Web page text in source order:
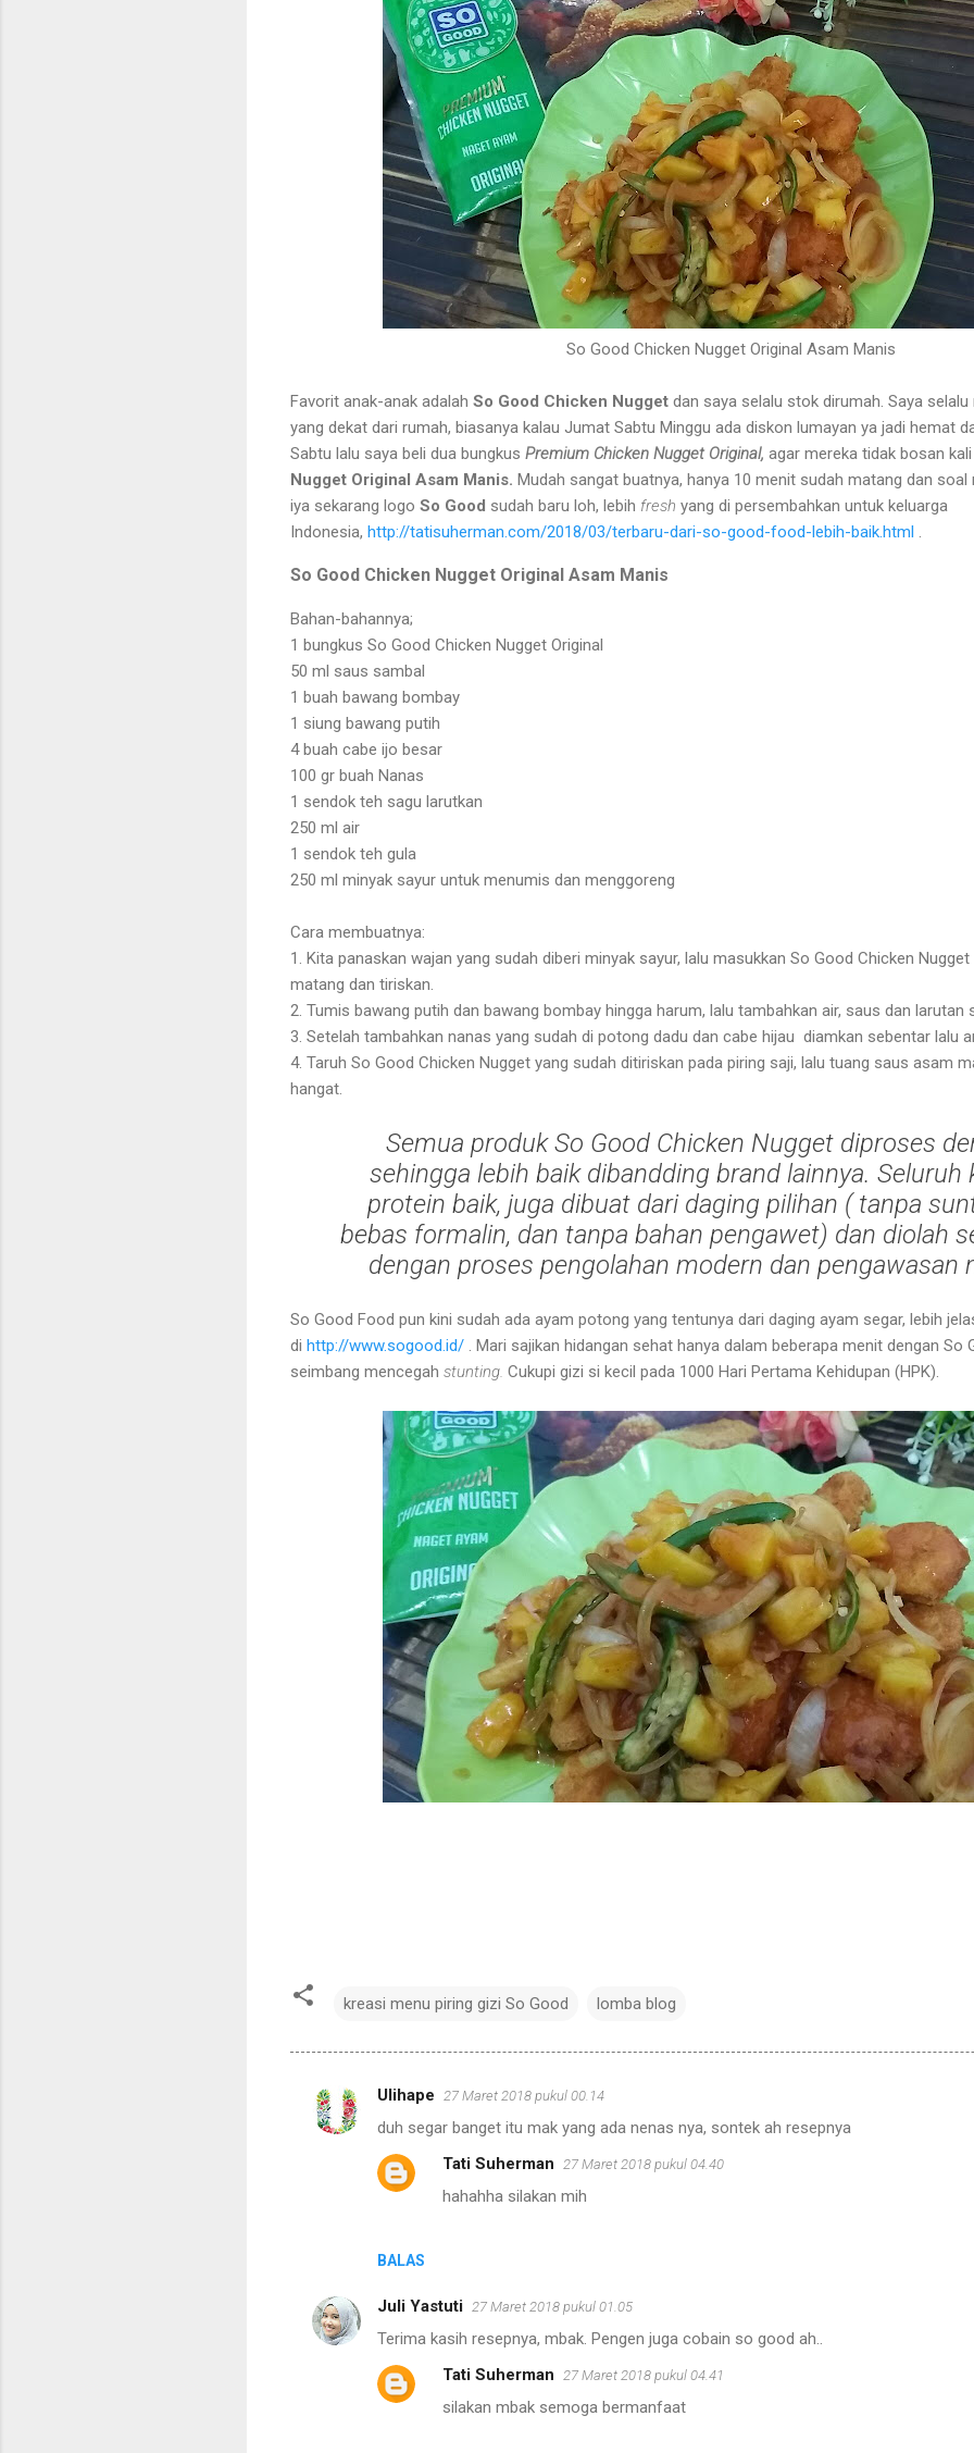
So Good Chicken Nugget Original Asam Manis
Favorit anak-anak adalah So Good Chicken Nugget dan saya selalu stok dirumah. Saya
yang dekat dari rumah, biasanya kalau Jumat Sabtu Minggu ada diskon lumayan ya jadi hemat
Sabtu lalu saya beli dua bungkus Premium Chicken Nugget Original, agar mereka tidak bosan
Nugget Original Asam Manis. Mudah sangat buatnya, hanya 10 menit sudah matang dan soal
iya sekarang logo So Good sudah baru loh, lebih fresh yang di persembahkan untuk keluarga
Indonesia, http://tatisuherman.com/2018/03/terbaru-dari-so-good-food-lebih-baik.html .
So Good Chicken Nugget Original Asam Manis
Bahan-bahannya;
1 bungkus So Good Chicken Nugget Original
50 ml saus sambal
1 buah bawang bombay
1 siung bawang putih
4 buah cabe ijo besar
100 gr buah Nanas
1 sendok teh sagu larutkan
250 ml air
1 sendok teh gula
250 ml minyak sayur untuk menumis dan menggoreng
Cara membuatnya:
1. Kita panaskan wajan yang sudah diberi minyak sayur, lalu masukkan So Good Chicken
matang dan tiriskan.
2. Tumis bawang putih dan bawang bombay hingga harum, lalu tambahkan air, saus dan larutan
3. Setelah tambahkan nanas yang sudah di potong dadu dan cabe hijau diamkan sebentar lalu
4. Taruh So Good Chicken Nugget yang sudah ditiriskan pada piring saji, lalu tuang saus asam
hangat.
Semua produk So Good Chicken Nugget diproses
sehingga lebih baik dibandding brand lainnya. Seluruh
protein baik, juga dibuat dari daging pilihan ( tanpa
bebas formalin, dan tanpa bahan pengawet) dan diolah
dengan proses pengolahan modern dan pengawasan
So Good Food pun kini sudah ada ayam potong yang tentunya dari daging ayam segar, lebih
di http://www.sogood.id/ . Mari sajikan hidangan sehat hanya dalam beberapa menit dengan So
seimbang mencegah stunting. Cukupi gizi si kecil pada 1000 Hari Pertama Kehidupan (HPK).
kreasi menu piring gizi So Good lomba blog
K
o
r
Ulihape 27 Maret 2018 pukul 00.14
duh segar banget itu mak yang ada nenas nya, sontek ah resepnya
BALAS
Tati Suherman 27 Maret 2018 pukul 04.40
hahahha silakan mih
Juli Yastuti 27 Maret 2018 pukul 01.05
Terima kasih resepnya, mbak. Pengen juga cobain so good ah..
Tati Suherman
27 Maret 2018 pukul 04.41
silakan mbak semoga bermanfaat